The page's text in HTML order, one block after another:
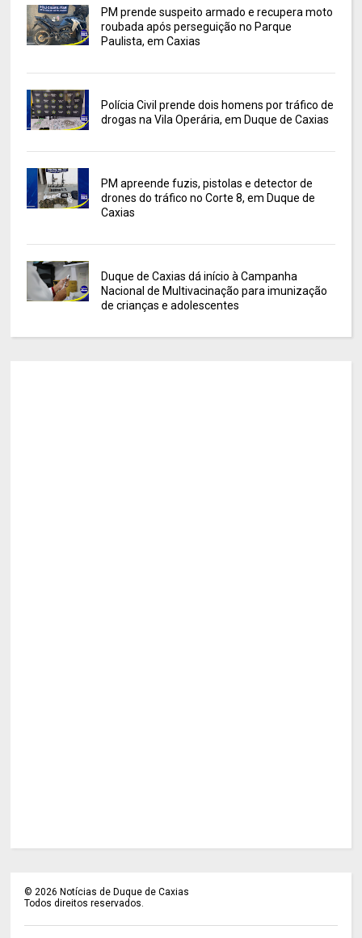
PM prende suspeito armado e recupera moto
roubada após perseguição no Parque
Paulista, em Caxias
Polícia Civil prende dois homens por tráfico de
drogas na Vila Operária, em Duque de Caxias
PM apreende fuzis, pistolas e detector de
drones do tráfico no Corte 8, em Duque de
Caxias
Duque de Caxias dá início à Campanha
Nacional de Multivacinação para imunização
de crianças e adolescentes
©2026 Notícias de Duque de Caxias
Todos direitos reservados.